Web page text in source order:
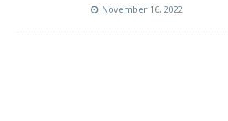
November 16, 2022